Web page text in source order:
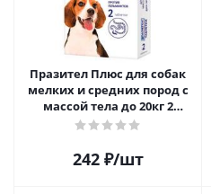
Празител Плюс для собак
мелких и средних пород с
массой тела до 20кг 2
таблетки
242₽/шт